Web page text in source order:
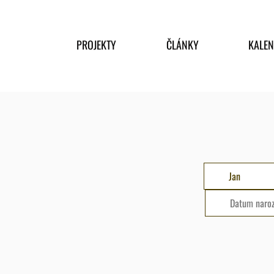
PROJEKTY ČLÁNKY